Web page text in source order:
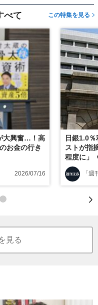
べて この特集を見る
大興奮…！高
お金の行き
2026/07/16
日銀1.0
ストが指
程度に」
る》
「
見る